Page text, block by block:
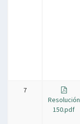
7
Resolución
150.pdf